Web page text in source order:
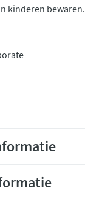
kinderen bewaren.